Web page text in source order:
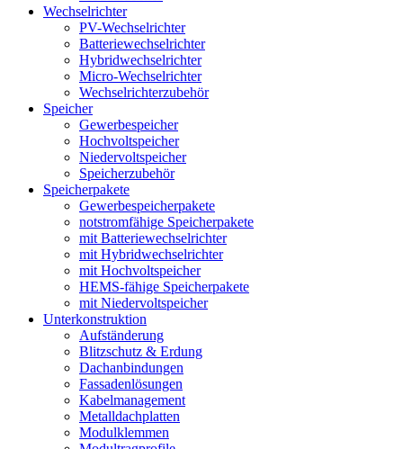
Wechselrichter
PV-Wechselrichter
Batteriewechselrichter
Hybridwechselrichter
Micro-Wechselrichter
Wechselrichterzubehör
Speicher
Gewerbespeicher
Hochvoltspeicher
Niedervoltspeicher
Speicherzubehör
Speicherpakete
Gewerbespeicherpakete
notstromfähige Speicherpakete
mit Batteriewechselrichter
mit Hybridwechselrichter
mit Hochvoltspeicher
HEMS-fähige Speicherpakete
mit Niedervoltspeicher
Unterkonstruktion
Aufständerung
Blitzschutz & Erdung
Dachanbindungen
Fassadenlösungen
Kabelmanagement
Metalldachplatten
Modulklemmen